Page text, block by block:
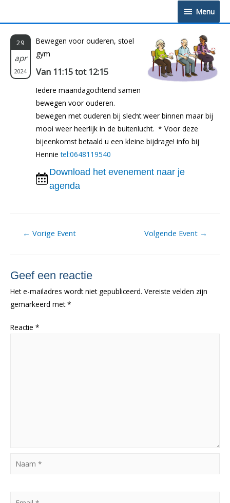
Menu
Menu
29
apr
2024
Bewegen voor ouderen, stoel
gym
Van 11:15 tot 12:15
Iedere maandagochtend samen
bewegen voor ouderen.
bewegen met ouderen bij slecht weer binnen maar bij
mooi weer heerlijk in de buitenlucht. * Voor deze
bijeenkomst betaald u een kleine bijdrage! info bij
Hennietel:0648119540
Download het evenement naar je
agenda
Berichtnavigatie
← Vorige Event Volgende Event →
Geef een reactie
Het e-mailadres wordt niet gepubliceerd. Vereiste velden zijn
gemarkeerd met*
Reactie *
Naam